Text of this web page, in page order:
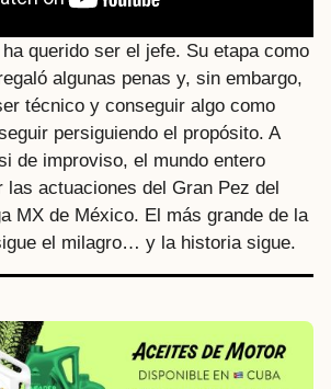
querido ser el jefe. Su etapa como
algunas penas y, sin embargo,
técnico y conseguir algo como
persiguiendo el propósito. A
de improviso, el mundo entero
las actuaciones del Gran Pez del
MX de México. El más grande de la
el milagro… y la historia sigue.